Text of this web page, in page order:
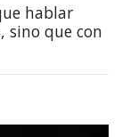
hablar
sino que con